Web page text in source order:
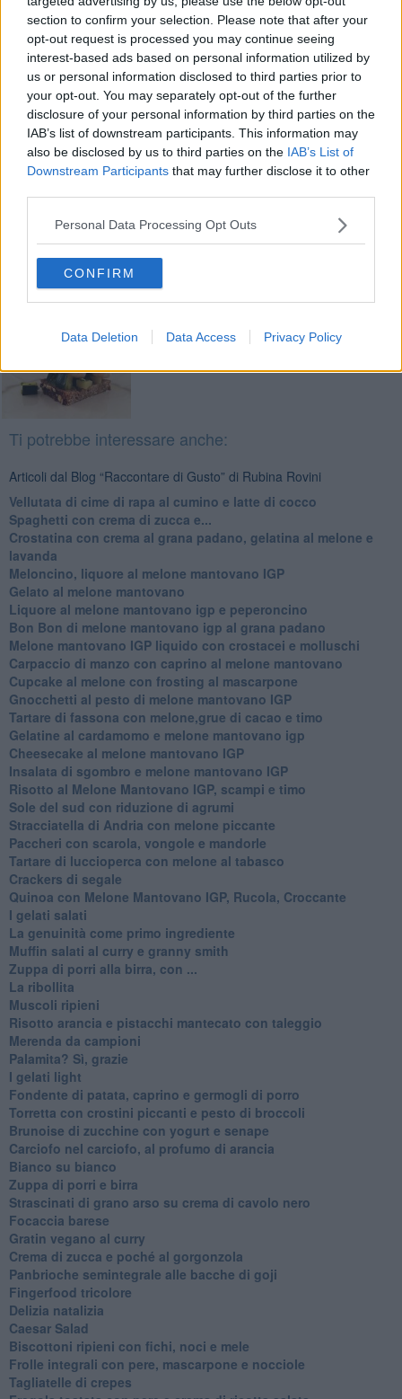
section to confirm your selection. Please note that after your
opt-out request is processed you may continue seeing
interest-based ads based on personal information utilized by
us or personal information disclosed to third parties prior to
your opt-out. You may separately opt-out of the further
disclosure of your personal information by third parties on the
IAB’s list of downstream participants. This information may
also be disclosed by us to third parties on the IAB’s List of
Downstream Participants that may further disclose it to other
Personal Data Processing Opt Outs
CONFIRM
Data Deletion Data Access Privacy Policy
plumcake e coprendo con fiocchi d'avena) le zucchine, adagiatevi
sopra i gamberi e chiudete con la seconda fetta.
Condite con un filo di olio a crudo e servite.
Rubina Rovini
Se vuoi leggere le notizie principali della Toscana iscriviti alla
Newsletter QUInews - ToscanaMedia.Arriva gratis tutti i giorni
alle 20:00 direttamente nella tua casella di posta.
Basta cliccare QUI
Fotogallery
Ti potrebbe interessare anche:
Articoli dal Blog “Raccontare di Gusto” di Rubina Rovini
Vellutata di cime di rapa al cumino e latte di cocco
Spaghetti con crema di zucca e...
Crostatina con crema al grana padano, gelatina al melone e
lavanda
Meloncino, liquore al melone mantovano IGP
Gelato al melone mantovano
Liquore al melone mantovano igp e peperoncino
Bon Bon di melone mantovano igp al grana padano
Melone mantovano IGP liquido con crostacei e molluschi
Carpaccio di manzo con caprino al melone mantovano
Cupcake al melone con frosting al mascarpone
Gnocchetti al pesto di melone mantovano IGP
Tartare di fassona con melone,grue di cacao e timo
Gelatine al cardamomo e melone mantovano igp
Cheesecake al melone mantovano IGP
Insalata di sgombro e melone mantovano IGP
Risotto al Melone Mantovano IGP, scampi e timo
Sole del sud con riduzione di agrumi
Stracciatella di Andria con melone piccante
Paccheri con scarola, vongole e mandorle
Tartare di luccioperca con melone al tabasco
Crackers di segale
Quinoa con Melone Mantovano IGP, Rucola, Croccante
I gelati salati
La genuinità come primo ingrediente
Muffin salati al curry e granny smith
Zuppa di porri alla birra, con ...
La ribollita
Muscoli ripieni
Risotto arancia e pistacchi mantecato con taleggio
Merenda da campioni
Palamita? Sì, grazie
I gelati light
Fondente di patata, caprino e germogli di porro
Torretta con crostini piccanti e pesto di broccoli
Brunoise di zucchine con yogurt e senape
Carciofo nel carciofo, al profumo di arancia
Bianco su bianco
Zuppa di porri e birra
Strascinati di grano arso su crema di cavolo nero
Focaccia barese
Gratin vegano al curry
Crema di zucca e poché al gorgonzola
Panbrioche semintegrale alle bacche di goji
Fingerfood tricolore
Delizia natalizia
Caesar Salad
Biscottoni ripieni con fichi, noci e mele
Frolle integrali con pere, mascarpone e nocciole
Tagliatelle di crepes